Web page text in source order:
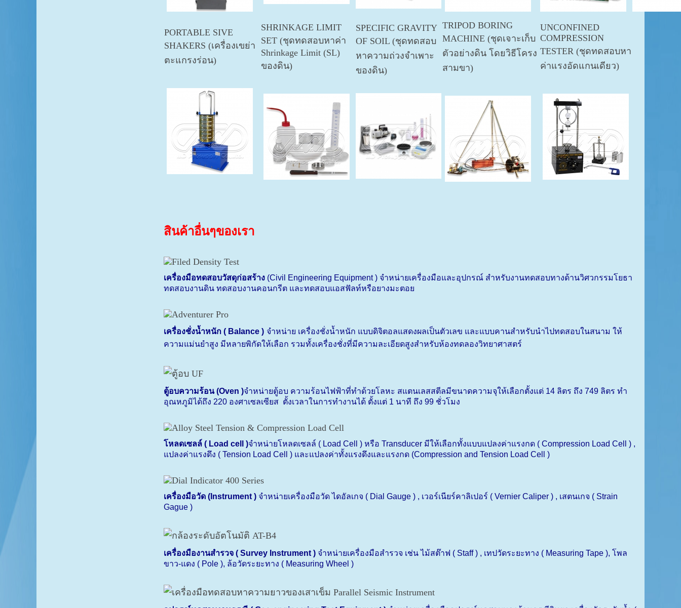
PORTABLE SIVE
SHAKERS (เครื่องเขย่า
ตะแกรงร่อน)
SHRINKAGE LIMIT
SET (ชุดทดสอบหาค่า
Shrinkage Limit (SL)
ของดิน)
SPECIFIC GRAVITY
OF SOIL (ชุดทดสอบ
หาความถ่วงจำเพาะ
ของดิน)
TRIPOD BORING
MACHINE (ชุดเจาะเก็บ
ตัวอย่างดิน โดยวิธีโครง
สามขา)
UNCONFINED
COMPRESSION
TESTER (ชุดทดสอบหา
ค่าแรงอัดแกนเดียว)
สินค้าอื่นๆของเรา
เครื่องมือทดสอบวัสดุก่อสร้าง(Civil Engineering Equipment )จำหน่ายเครื่องมือและอุปกรณ์ สำหรับงานทดสอบทางด้านวิศวกรรมโยธา
ทดสอบงานดิน ทดสอบงานคอนกรีต และทดสอบแอสฟัลท์หรือยางมะตอย
เครื่องชั่งน้ำหนัก ( Balance ) จำหน่าย เครื่องชั่งน้ำหนัก แบบดิจิตอลแสดงผลเป็นตัวเลข และแบบคานสำหรับนำไปทดสอบในสนาม ให้
ความแม่นยำสูง มีหลายพิกัดให้เลือก รวมทั้งเครื่องชั่งที่มีความละเอียดสูงสำหรับห้องทดลองวิทยาศาสตร์
ตู้อบความร้อน (Oven )จำหน่ายตู้อบ ความร้อนไฟฟ้าที่ทำด้วยโลหะ สแตนเลสสตีลมีขนาดความจุให้เลือกตั้งแต่ 14ลิตร ถึง 749ลิตร ทำ
อุณหภูมิได้ถึง 220องศาเซลเซียส ตั้งเวลาในการทำงานได้ ตั้งแต่ 1 นาที ถึง 99ชั่วโมง
โหลดเซลล์ ( Load cell )จำหน่ายโหลดเซลล์ ( Load Cell ) หรือ Transducer มีให้เลือกทั้งแบบแปลงค่าแรงกด ( Compression Load Cell ) ,
แปลงค่าแรงดึง ( Tension Load Cell ) และแปลงค่าทั้งแรงดึงและแรงกด (Compression and Tension Load Cell )
เครื่องมือวัด (Instrument )จำหน่ายเครื่องมือวัด ไดอัลเกจ ( Dial Gauge ) , เวอร์เนียร์คาลิเปอร์ ( Vernier Caliper ) , เสตนเกจ ( Strain
Gague )
เครื่องมืองานสำรวจ ( Survey Instrument )จำหน่ายเครื่องมือสำรวจ เช่น ไม้สต๊าฟ ( Staff ) , เทปวัดระยะทาง ( Measuring Tape ), โพล
ขาว-แดง ( Pole ), ล้อวัดระยะทาง ( Measuring Wheel )